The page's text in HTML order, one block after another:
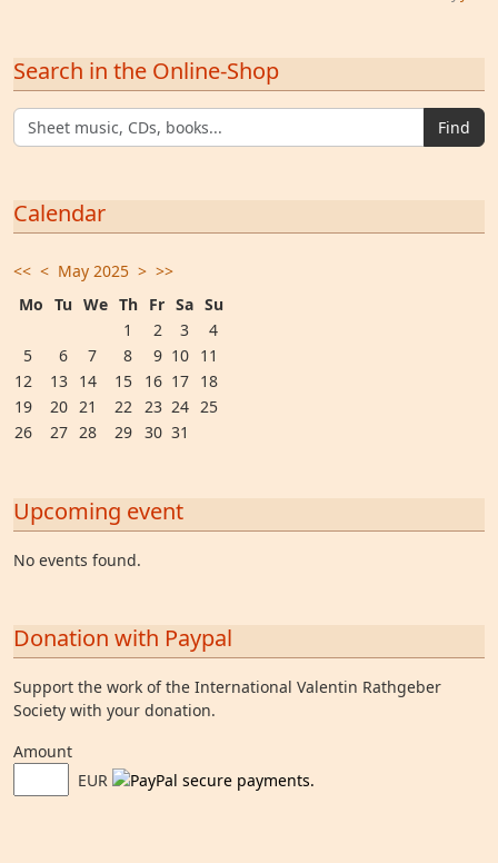
Search in the Online-Shop
Find
Calendar
<< < May 2025 > >>
Mo Tu We Th Fr Sa Su
1
2 3
4
5
6 7 8 9 10 11
12
13 14 15 16 17 18
19
20 21 22 23 24 25
26
27 28 29 30 31
Upcoming event
No events found.
Donation with Paypal
Support the work of the International Valentin Rathgeber
Society with your donation.
Amount
EUR